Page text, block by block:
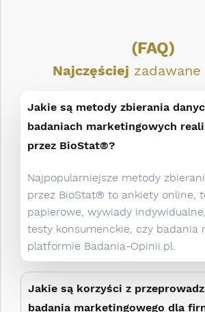
(FAQ)
Najczęściej
Jakie są metody zbierania
badaniach marketingowych
przez BioStat®?
Najpopularniejsze metody
przez BioStat® to ankiety online,
papierowe, wywiady
testy konsumenckie, czy badania
platformie Badania-Opinii.pl.
Jakie są korzyści z
badania marketingowego dla